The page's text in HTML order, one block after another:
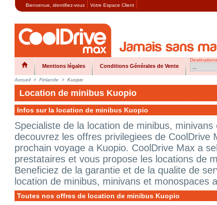
Bienvenue, identifiez-vous Votre Espace Client
Mentions légales Conditions Générales de Vente
Destinations
Accueil > Finlande > Kuopio
Location de minibus Kuopio
Infos sur la location de minibus Kuopio
Specialiste de la location de minibus,
decouvrez les offres privilegiees de CoolDrive
prochain voyage a Kuopio. CoolDrive Max a
prestataires et vous propose les locations de
Beneficiez de la garantie et de la qualite de
location de minibus, minivans et monospaces
Toutes nos offres de location de minibus Kuopio